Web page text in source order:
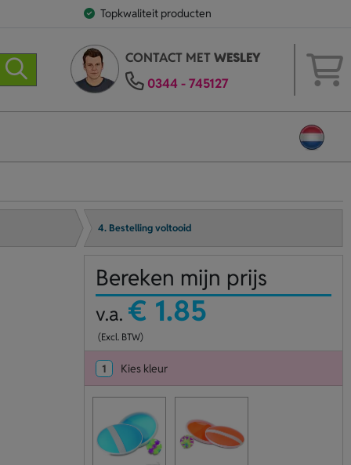
Topkwaliteit producten
CONTACT METWESLEY
0344 - 745127
4. Bestelling voltooid
Bereken mijn prijs
v.a. € 1.85
(Excl. BTW)
1 Kies kleur